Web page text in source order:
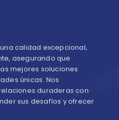
calidad excepcional,
asegurando que
mejores soluciones
únicas. Nos
duraderas con
sus desafíos y ofrecer